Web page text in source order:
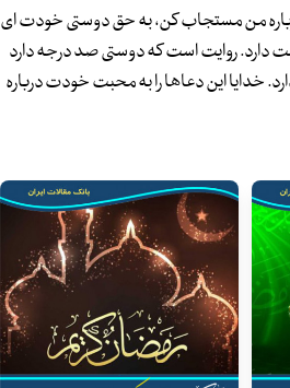
درباره من مستجاب کن، به حق دوستی خودت ای
دارد. روایت است که دوستی صد درجه دارد
این دعاها را به محبت خودت درباره